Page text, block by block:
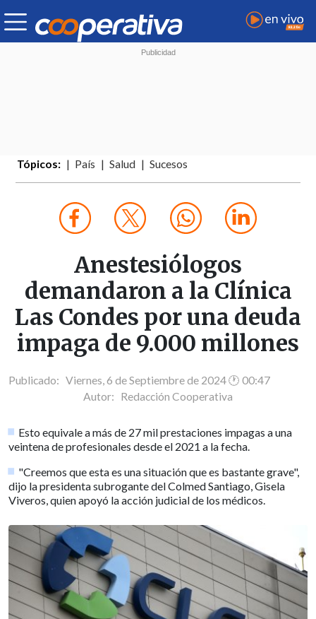
Tópicos: País Salud Sucesos
Anestesiólogos
demandaron a la Clínica
Las Condes por una deuda
impaga de 9.000 millones
Publicado: Viernes, 6 de Septiembre de 2024 🕐 00:47
Autor: Redacción Cooperativa
Esto equivale a más de 27 mil prestaciones impagas a una
veintena de profesionales desde el 2021 a la fecha.
"Creemos que esta es una situación que es bastante grave",
dijo la presidenta subrogante del Colmed Santiago, Gisela
Viveros, quien apoyó la acción judicial de los médicos.